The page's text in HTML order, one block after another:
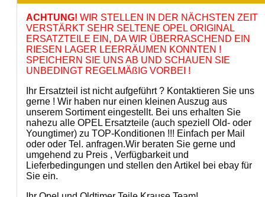
ACHTUNG! WIR STELLEN IN DER NÄCHSTEN ZEIT
VERSTÄRKT SEHR SELTENE OPEL ORIGINAL
ERSATZTEILE EIN, DA WIR ÜBERRASCHEND EIN
RIESEN LAGER LEERRÄUMEN KONNTEN !
SPEICHERN SIE UNS AB UND SCHAUEN SIE
UNBEDINGT REGELMÄßIG VORBEI !
Ihr Ersatzteil ist nicht aufgeführt ? Kontaktieren Sie uns
gerne ! Wir haben nur einen kleinen Auszug aus
unserem Sortiment eingestellt. Bei uns erhalten Sie
nahezu alle OPEL Ersatzteile (auch speziell Old- oder
Youngtimer) zu TOP-Konditionen !!! Einfach per Mail
oder oder Tel. anfragen.Wir beraten Sie gerne und
umgehend zu Preis , Verfügbarkeit und
Lieferbedingungen und stellen den Artikel bei ebay für
Sie ein.